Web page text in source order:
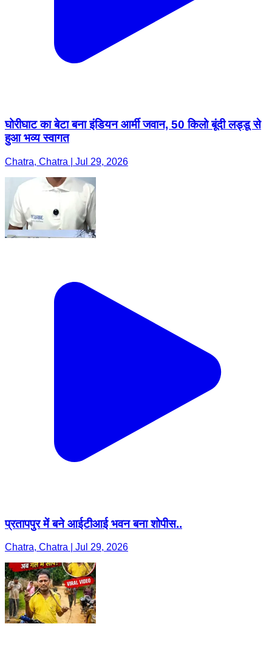
घोरीघाट का बेटा बना इंडियन आर्मी जवान, 50 किलो बूंदी लड्डू से
हुआ भव्य स्वागत
Chatra, Chatra | Jul 29, 2026
प्रतापपुर में बने आईटीआई भवन बना शोपीस..
Chatra, Chatra | Jul 29, 2026